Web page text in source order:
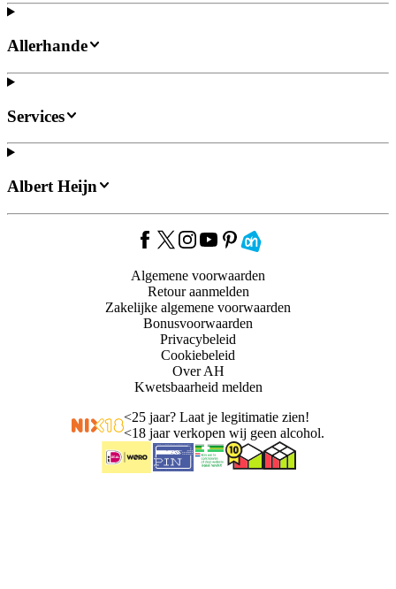
Allerhande
Services
Albert Heijn
Algemene voorwaarden
Retour aanmelden
Zakelijke algemene voorwaarden
Bonusvoorwaarden
Privacybeleid
Cookiebeleid
Over AH
Kwetsbaarheid melden
<25 jaar? Laat je legitimatie zien!
<18 jaar verkopen wij geen alcohol.